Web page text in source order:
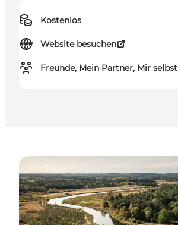
Kostenlos
Website besuchen
Freunde, Mein Partner, Mir selbst